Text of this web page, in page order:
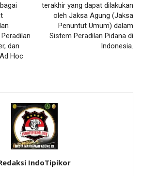
dan
Hoc
terakhir yang dapat dilakukan
oleh Jaksa Agung (Jaksa
Penuntut Umum) dalam
Sistem Peradilan Pidana di
Indonesia.
IndoTipikor